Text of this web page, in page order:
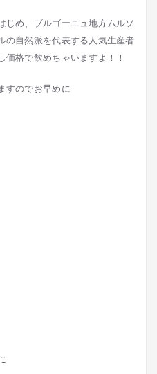
じめ、ブルゴーニュ地方ムルソ
の自然派を代表する人気生産者
格で飲めちゃいますよ！！
すのでお早めに